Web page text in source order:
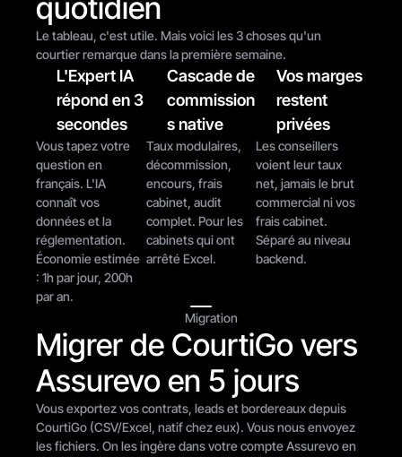
quotidien
Le tableau, c'est utile. Mais voici les 3 choses qu'un
courtier remarque dans la première semaine.
L'Expert IA
répond en 3
secondes
Vous tapez votre
question en
français. L'IA
connaît vos
données et la
réglementation.
Économie estimée
: 1h par jour, 200h
par an.
Cascade de
commission
s native
Taux modulaires,
décommission,
encours, frais
cabinet, audit
complet. Pour les
cabinets qui ont
arrêté Excel.
Vos marges
restent
privées
Les conseillers
voient leur taux
net, jamais le brut
commercial ni vos
frais cabinet.
Séparé au niveau
backend.
Migration
Migrer de CourtiGo vers
Assurevo en 5 jours
Vous exportez vos contrats, leads et bordereaux depuis
CourtiGo (CSV/Excel, natif chez eux). Vous nous envoyez
les fichiers. On les ingère dans votre compte Assurevo en